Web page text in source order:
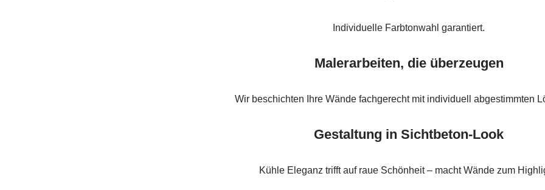
Individuelle Farbtonwahl garantiert.
Malerarbeiten, die überzeugen
Wir beschichten Ihre Wände fachgerecht mit individuell abgestimmten
Gestaltung in Sichtbeton-Look
Kühle Eleganz trifft auf raue Schönheit – macht Wände zum